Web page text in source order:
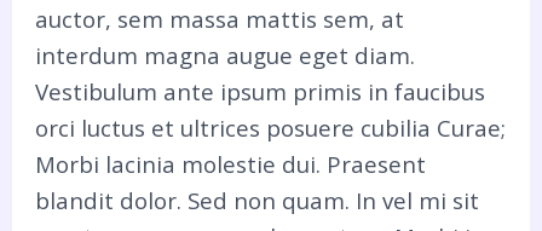
auctor, sem massa mattis sem, at
interdum magna augue eget diam.
Vestibulum ante ipsum primis in faucibus
orci luctus et ultrices posuere cubilia Curae;
Morbi lacinia molestie dui. Praesent
blandit dolor. Sed non quam. In vel mi sit